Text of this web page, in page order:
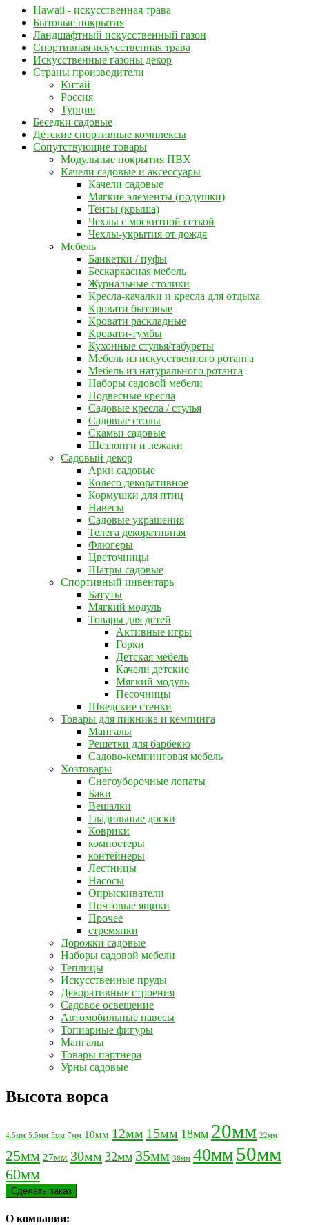
Hawaii - искусственная трава
Бытовые покрытия
Ландшафтный искусственный газон
Спортивная искусственная трава
Искусственные газоны декор
Страны производители
Китай
Россия
Турция
Беседки садовые
Детские спортивные комплексы
Сопутствующие товары
Модульные покрытия ПВХ
Качели садовые и аксессуары
Качели садовые
Мягкие элементы (подушки)
Тенты (крыша)
Чехлы с москитной сеткой
Чехлы-укрытия от дождя
Мебель
Банкетки / пуфы
Бескаркасная мебель
Журнальные столики
Кресла-качалки и кресла для отдыха
Кровати бытовые
Кровати раскладные
Кровати-тумбы
Кухонные стулья/табуреты
Мебель из искусственного ротанга
Мебель из натурального ротанга
Наборы садовой мебели
Подвесные кресла
Садовые кресла / стулья
Садовые столы
Скамьи садовые
Шезлонги и лежаки
Садовый декор
Арки садовые
Колесо декоративное
Кормушки для птиц
Навесы
Садовые украшения
Телега декоративная
Флюгеры
Цветочницы
Шатры садовые
Спортивный инвентарь
Батуты
Мягкий модуль
Товары для детей
Активные игры
Горки
Детская мебель
Качели детские
Мягкий модуль
Песочницы
Шведские стенки
Товары для пикника и кемпинга
Мангалы
Решетки для барбекю
Садово-кемпинговая мебель
Хозтовары
Снегоуборочные лопаты
Баки
Вешалки
Гладильные доски
Коврики
компостеры
контейнеры
Лестницы
Насосы
Опрыскиватели
Почтовые ящики
Прочее
стремянки
Дорожки садовые
Наборы садовой мебели
Теплицы
Искусственные пруды
Декоративные строения
Садовое освещение
Автомобильные навесы
Топиарные фигуры
Мангалы
Товары партнера
Урны садовые
Высота ворса
4.5мм 5.5мм 5мм 7мм 10мм 12мм 15мм 18мм 20мм 22мм
25мм 27мм 30мм 32мм 35мм 36мм 40мм50мм
60мм
Сделать заказ
О компании: